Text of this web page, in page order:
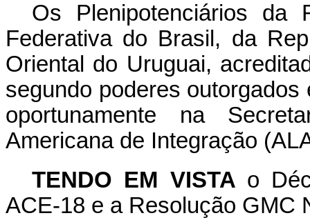
Os Plenipotenciários da
Federativa do Brasil, da
Oriental do Uruguai,
segundo poderes
oportunamente na
Americana de Integração
TENDO EM VISTA o
ACE-18 e a Resolução GMC